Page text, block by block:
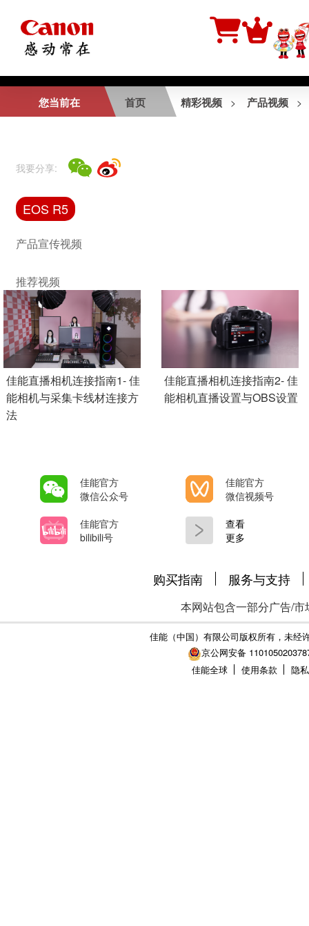
相关视频
絮
Add Pagination
您当前在 首页 精彩视频 > 产品视频 >
我要分享:
EOS R5
产品宣传视频
推荐视频
佳能直播相机连接指南1- 佳
能相机与采集卡线材连接方
法
佳能直播相机连接指南2- 佳
能相机直播设置与OBS设置
佳能官方
微信公众号
佳能官方
微信视频号
佳能官方
bilibili号
查看
更多
购买指南 服务与支持
本网站包含一部分广告/
佳能（中国）有限公司版权所有，未经
京公网安备
佳能全球
使用条款 隐